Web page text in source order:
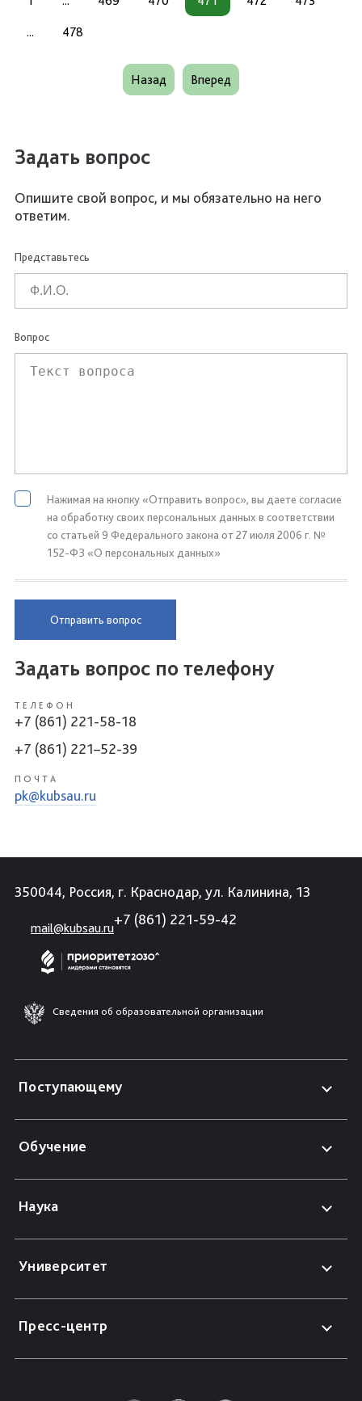
... 478
Назад Вперед
Задать вопрос
Опишите свой вопрос, и мы обязательно на него
ответим.
Представьтесь
Вопрос
Нажимая на кнопку «Отправить вопрос», вы даете согласие
на обработку своих персональных данных в соответствии
со статьей 9 Федерального закона от 27 июля 2006 г. №
152-ФЗ «О персональных данных»
Отправить вопрос
Задать вопрос по телефону
ТЕЛЕФОН
+7 (861) 221-58-18
+7 (861) 221–52-39
ПОЧТА
pk@kubsau.ru
350044, Россия, г. Краснодар, ул. Калинина, 13
mail@kubsau.ru
+7 (861) 221-59-42
Сведения об образовательной организации
Поступающему
Обучение
Наука
Университет
Пресс-центр